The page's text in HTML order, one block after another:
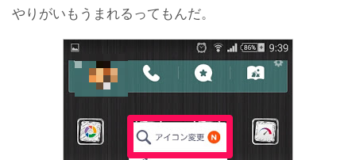
やりがいもうまれるってもんだ。